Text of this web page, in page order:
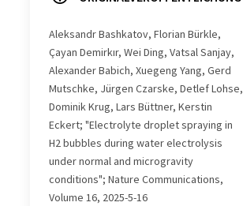
Aleksandr Bashkatov, Florian Bürkle,
Çayan Demirkır, Wei Ding, Vatsal Sanjay,
Alexander Babich, Xuegeng Yang, Gerd
Mutschke, Jürgen Czarske, Detlef Lohse,
Dominik Krug, Lars Büttner, Kerstin
Eckert; "Electrolyte droplet spraying in
H2 bubbles during water electrolysis
under normal and microgravity
conditions"; Nature Communications,
Volume 16, 2025-5-16